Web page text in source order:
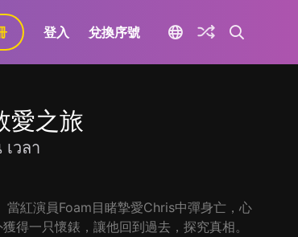
登入 兌換序號
愛之旅
วลา
當紅演員Foam目睹摯愛Chris中彈身亡，心
得一只懷錶，讓他回到過去，探究真相。